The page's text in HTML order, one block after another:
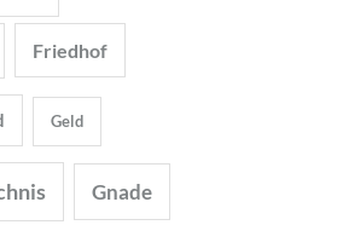
Friedhof
Geld
Gnade